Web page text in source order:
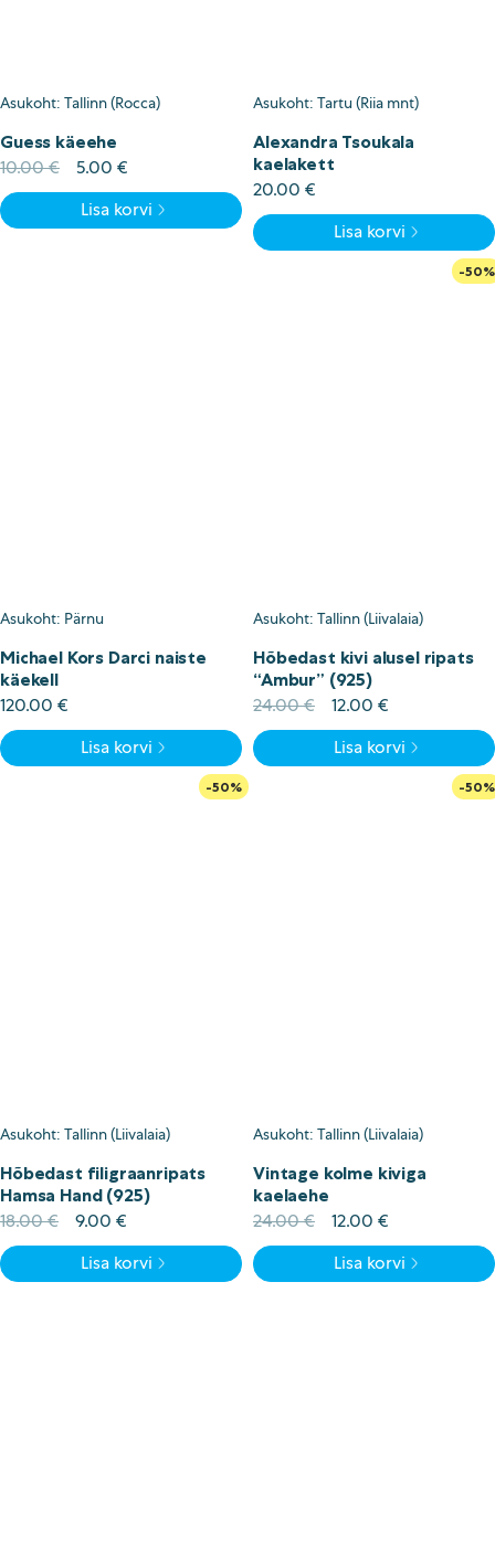
Asukoht: Tallinn (Rocca)
Guess käeehe
10.00€
Algne
hind
oli:
10.00 €.
5.00 €
price
is:
5.00 €.
Lisa korvi
Asukoht: Tartu (Riia mnt)
Alexandra Tsoukala
kaelakett
20.00 €
Lisa korvi
Asukoht: Pärnu
Michael Kors Darci naiste
käekell
120.00 €
Lisa korvi
-50%
Asukoht: Tallinn (Liivalaia)
Hõbedast kivi alusel ripats
“Ambur” (925)
24.00€
Algne
hind
oli:
24.00 €.
12.00 €Current
price
is:
12.00 €.
Lisa korvi
-50%
Asukoht: Tallinn (Liivalaia)
Hõbedast filigraanripats
Hamsa Hand (925)
18.00€
Algne
hind
oli:
18.00 €.
9.00 €
price
is:
9.00 €.
Lisa korvi
-50%
Asukoht: Tallinn (Liivalaia)
Vintage kolme kiviga
kaelaehe
24.00€
Algne
hind
oli:
24.00 €.
12.00 €Current
price
is:
12.00 €.
Lisa korvi